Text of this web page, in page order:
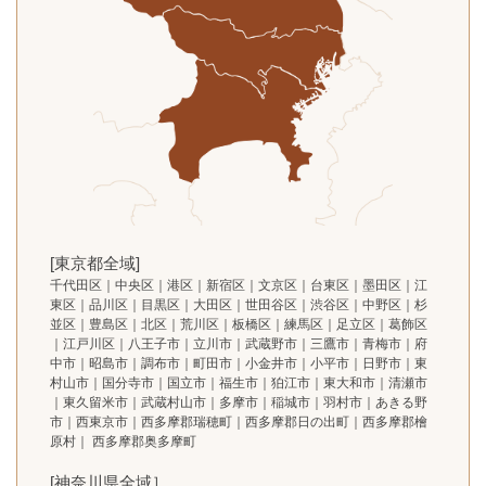
[東京都全域]
千代田区｜中央区｜港区｜新宿区｜文京区｜台東区｜墨田区｜江
東区｜品川区｜目黒区｜大田区｜世田谷区｜渋谷区｜中野区｜杉
並区｜豊島区｜北区｜荒川区｜板橋区｜練馬区｜足立区｜葛飾区
｜江戸川区｜八王子市｜立川市｜武蔵野市｜三鷹市｜青梅市｜府
中市｜昭島市｜調布市｜町田市｜小金井市｜小平市｜日野市｜東
村山市｜国分寺市｜国立市｜福生市｜狛江市｜東大和市｜清瀬市
｜東久留米市｜武蔵村山市｜多摩市｜稲城市｜羽村市｜あきる野
市｜西東京市｜西多摩郡瑞穂町｜西多摩郡日の出町｜西多摩郡檜
原村｜ 西多摩郡奥多摩町